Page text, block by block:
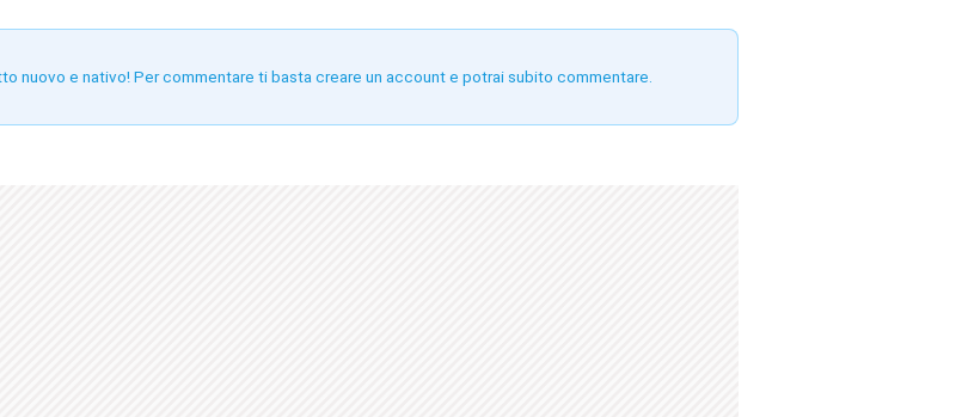
nuovo e nativo! Per commentare ti basta creare un account e potrai subito commentare.